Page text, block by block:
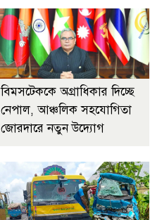
বিমসটেককে অগ্রাধিকার দিচ্ছে
নেপাল, আঞ্চলিক সহযোগিতা
জোরদারে নতুন উদ্যোগ